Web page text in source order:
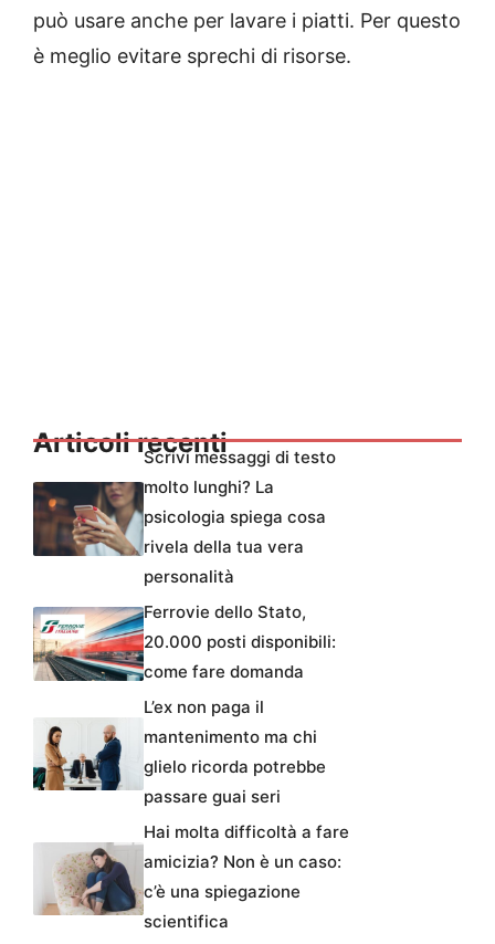
può usare anche per lavare i piatti. Per questo
è meglio evitare sprechi di risorse.
Articoli recentiScrivi messaggi di testo
molto lunghi? La
psicologia spiega cosa
rivela della tua vera
personalità
Ferrovie dello Stato,
20.000 posti disponibili:
come fare domanda
L’ex non paga il
mantenimento ma chi
glielo ricorda potrebbe
passare guai seri
Hai molta difficoltà a fare
amicizia? Non è un caso:
c’è una spiegazione
scientifica